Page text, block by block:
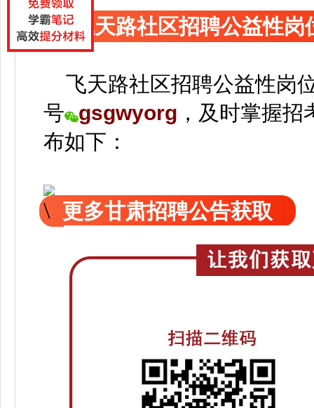
飞天路社区招聘公益性岗
飞天路社区招聘公益性岗
号
gsgwyorg ， 及时掌握招
布如下：
更多甘肃招聘公告获取